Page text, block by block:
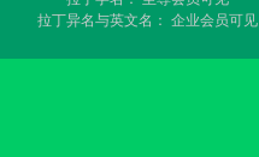
拉丁异名与英文名： 企业会员可见